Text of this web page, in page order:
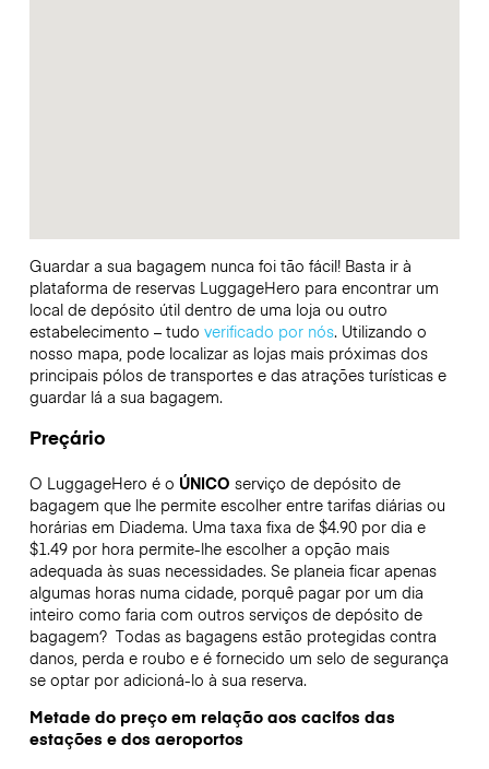
Guardar a sua bagagem nunca foi tão fácil! Basta ir à
plataforma de reservas LuggageHero para encontrar um
local de depósito útil dentro de uma loja ou outro
estabelecimento – tudo verificado por nós. Utilizando o
nosso mapa, pode localizar as lojas mais próximas dos
principais pólos de transportes e das atrações turísticas e
guardar lá a sua bagagem.
Preçário
O LuggageHero é o ÚNICO serviço de depósito de
bagagem que lhe permite escolher entre tarifas diárias ou
horárias em Diadema. Uma taxa fixa de $4.90 por dia e
$1.49 por hora permite-lhe escolher a opção mais
adequada às suas necessidades. Se planeia ficar apenas
algumas horas numa cidade, porquê pagar por um dia
inteiro como faria com outros serviços de depósito de
bagagem? Todas as bagagens estão protegidas contra
danos, perda e roubo e é fornecido um selo de segurança
se optar por adicioná-lo à sua reserva.
Metade do preço em relação aos cacifos das
estações e dos aeroportos